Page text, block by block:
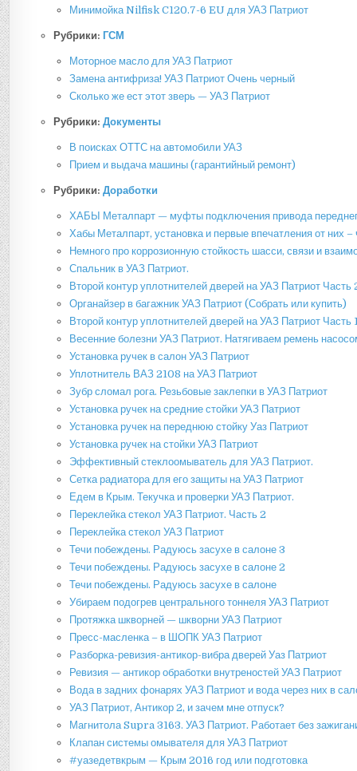
Минимойка Nilfisk C120.7-6 EU для УАЗ Патриот
Рубрики: ГСМ
Моторное масло для УАЗ Патриот
Замена антифриза! УАЗ Патриот Очень черный
Сколько же ест этот зверь — УАЗ Патриот
Рубрики:Документы
В поисках ОТТС на автомобили УАЗ
Прием и выдача машины (гарантийный ремонт)
Рубрики:Доработки
ХАБЫ Металпарт — муфты подключения привода
Хабы Металпарт, установка и первые впечатления от них –
Немного про коррозионную стойкость шасси, связи и
Спальник в УАЗ Патриот.
Второй контур уплотнителей дверей на УАЗ Патриот
Органайзер в багажник УАЗ Патриот (Собрать или купить)
Второй контур уплотнителей дверей на УАЗ Патриот Часть
Весенние болезни УАЗ Патриот. Натягиваем ремень
Установка ручек в салон УАЗ Патриот
Уплотнитель ВАЗ 2108 на УАЗ Патриот
Зубр сломал рога. Резьбовые заклепки в УАЗ Патриот
Установка ручек на средние стойки УАЗ Патриот
Установка ручек на переднюю стойку Уаз Патриот
Установка ручек на стойки УАЗ Патриот
Эффективный стеклоомыватель для УАЗ Патриот.
Сетка радиатора для его защиты на УАЗ Патриот
Едем в Крым. Текучка и проверки УАЗ Патриот.
Переклейка стекол УАЗ Патриот. Часть 2
Переклейка стекол УАЗ Патриот
Течи побеждены. Радуюсь засухе в салоне 3
Течи побеждены. Радуюсь засухе в салоне 2
Течи побеждены. Радуюсь засухе в салоне
Убираем подогрев центрального тоннеля УАЗ Патриот
Протяжка шкворней — шкворни УАЗ Патриот
Пресс-масленка – в ШОПК УАЗ Патриот
Разборка-ревизия-антикор-вибра дверей Уаз Патриот
Ревизия — антикор обработки внутреностей УАЗ Патриот
Вода в задних фонарях УАЗ Патриот и вода через них в
УАЗ Патриот, Антикор 2, и зачем мне отпуск?
Магнитола Supra 3163. УАЗ Патриот. Работает без
Клапан системы омывателя для УАЗ Патриот
#уазедетвкрым — Крым 2016 год или подготовка